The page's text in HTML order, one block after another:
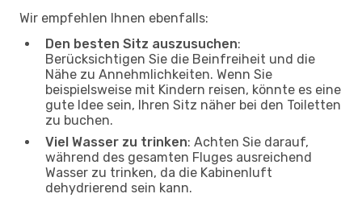
Wir empfehlen Ihnen ebenfalls:
Den besten Sitz auszusuchen:
Berücksichtigen Sie die Beinfreiheit und die
Nähe zu Annehmlichkeiten. Wenn Sie
beispielsweise mit Kindern reisen, könnte es eine
gute Idee sein, Ihren Sitz näher bei den Toiletten
zu buchen.
Viel Wasser zu trinken: Achten Sie darauf,
während des gesamten Fluges ausreichend
Wasser zu trinken, da die Kabinenluft
dehydrierend sein kann.